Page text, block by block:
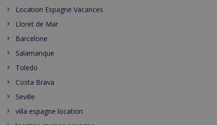
Location Espagne Vacances
Lloret de Mar
Barcelone
Salamanque
Toledo
Costa Brava
Seville
villa espagne location